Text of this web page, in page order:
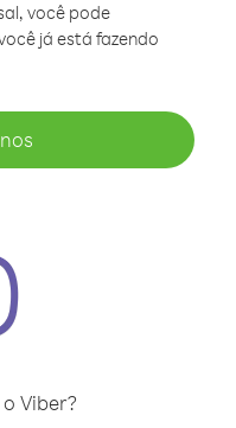
você pode
já está fazendo
Viber?